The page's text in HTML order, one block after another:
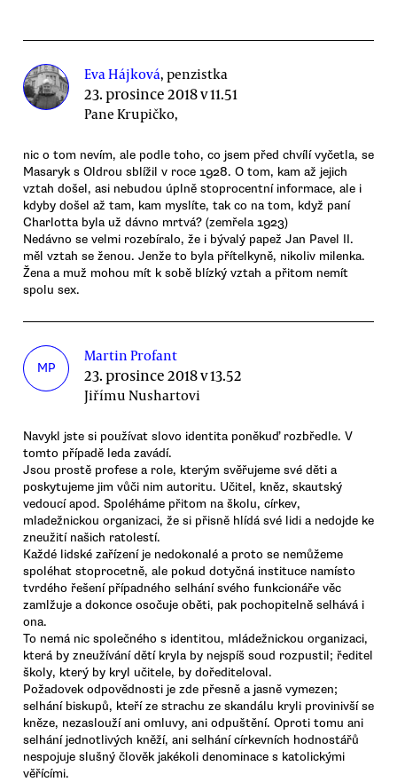
Eva Hájková, penzistka
23. prosince 2018 v 11.51
Pane Krupičko,
nic o tom nevím, ale podle toho, co jsem před chvílí vyčetla, se
Masaryk s Oldrou sblížil v roce 1928. O tom, kam až jejich
vztah došel, asi nebudou úplně stoprocentní informace, ale i
kdyby došel až tam, kam myslíte, tak co na tom, když paní
Charlotta byla už dávno mrtvá? (zemřela 1923)
Nedávno se velmi rozebíralo, že i bývalý papež Jan Pavel II.
měl vztah se ženou. Jenže to byla přítelkyně, nikoliv milenka.
Žena a muž mohou mít k sobě blízký vztah a přitom nemít
spolu sex.
MP
Martin Profant
23. prosince 2018 v 13.52
Jiřímu Nushartovi
Navykl jste si používat slovo identita poněkuď rozbředle. V
tomto případě leda zavádí.
Jsou prostě profese a role, kterým svěřujeme své děti a
poskytujeme jim vůči nim autoritu. Učitel, kněz, skautský
vedoucí apod. Spoléháme přitom na školu, církev,
mladežnickou organizaci, že si přisně hlídá své lidi a nedojde ke
zneužití našich ratolestí.
Každé lidské zařízení je nedokonalé a proto se nemůžeme
spoléhat stoprocetně, ale pokud dotyčná instituce namísto
tvrdého řešení případného selhání svého funkcionáře věc
zamlžuje a dokonce osočuje oběti, pak pochopitelně selhává i
ona.
To nemá nic společného s identitou, mládežnickou organizaci,
která by zneužívání dětí kryla by nejspíš soud rozpustil; ředitel
školy, který by kryl učitele, by dořediteloval.
Požadovek odpovědnosti je zde přesně a jasně vymezen;
selhání biskupů, kteří ze strachu ze skandálu kryli provinivší se
kněze, nezaslouží ani omluvy, ani odpuštění. Oproti tomu ani
selhání jednotlivých kněží, ani selhání církevních hodnostářů
nespojuje slušný člověk jakékoli denominace s katolickými
věřícími.